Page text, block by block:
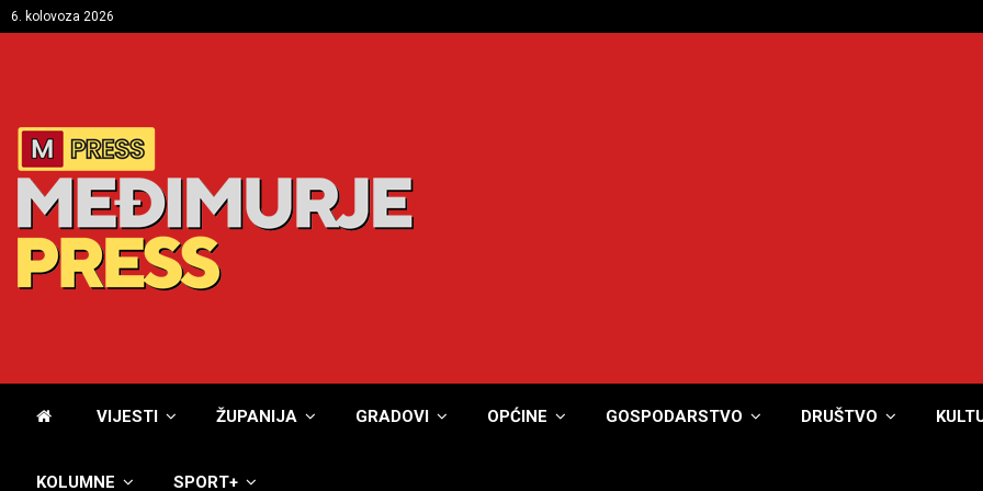
6. kolovoza 2026
VIJESTI ŽUPANIJA GRADOVI OPĆINE GOSPODARSTVO DRUŠTVO
KOLUMNE SPORT+